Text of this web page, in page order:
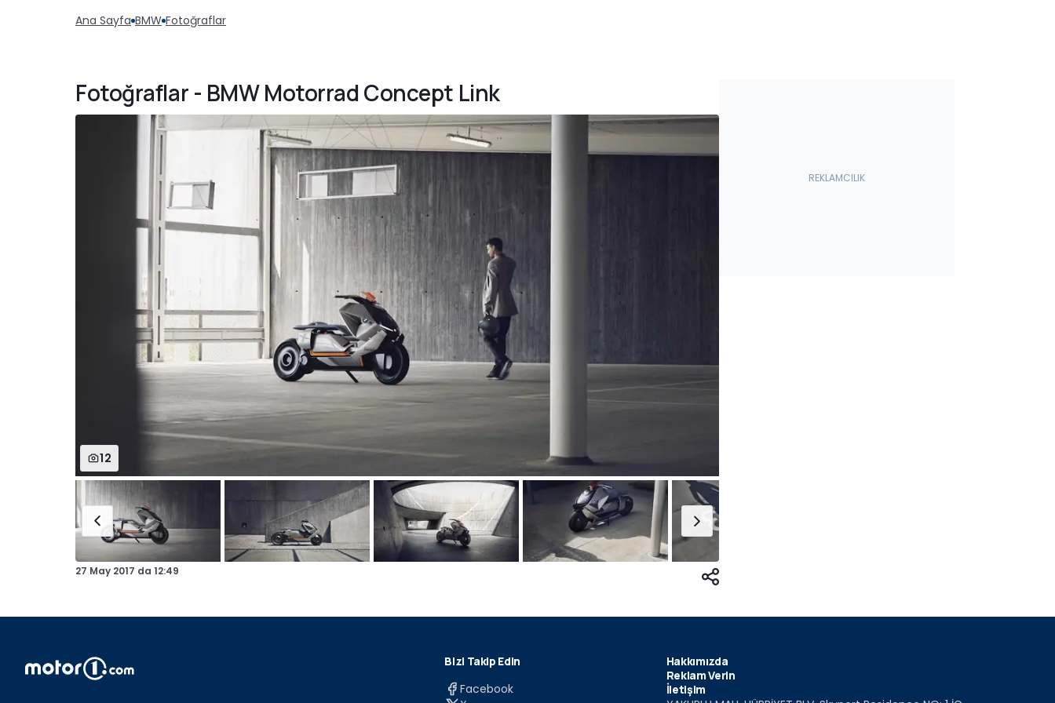
Ana Sayfa BMW Fotoğraflar
Fotoğraflar - BMW Motorrad Concept Link
12
27 May 2017 da 12:49
Bizi Takip Edin
Facebook
Hakkımızda
Reklam Verin
İletişim